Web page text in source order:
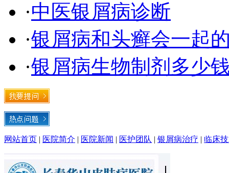
·中医银屑病诊断
·银屑病和头癣会一起
·银屑病生物制剂多少
网站首页 | 医院简介 | 医院新闻 | 医护团队 | 银屑病治疗 | 临床